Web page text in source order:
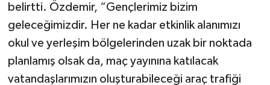
belirtti. Özdemir, “Gençlerimiz bizim
geleceğimizdir. Her ne kadar etkinlik alanımızı
okul ve yerleşim bölgelerinden uzak bir noktada
planlamış olsak da, maç yayınına katılacak
vatandaşlarımızın oluşturabileceği araç trafiği